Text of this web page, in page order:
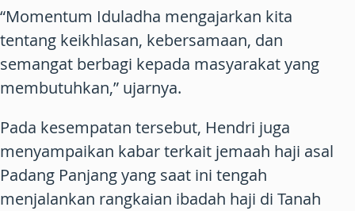
“Momentum Iduladha mengajarkan kita
tentang keikhlasan, kebersamaan, dan
semangat berbagi kepada masyarakat yang
membutuhkan,” ujarnya.
Pada kesempatan tersebut, Hendri juga
menyampaikan kabar terkait jemaah haji asal
Padang Panjang yang saat ini tengah
menjalankan rangkaian ibadah haji di Tanah